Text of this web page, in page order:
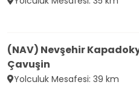
(NAV) Nevşehir
Çavuşin
Yolculuk Mesafesi: 39 km